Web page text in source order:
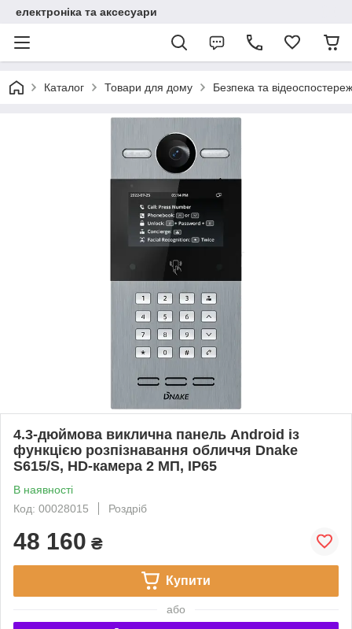
електроніка та аксесуари
Каталог Товари для дому Безпека та
4.3-дюймова виклична панель Android із
функцією розпізнавання обличчя Dnake
S615/S, HD-камера 2 МП, IP65
В наявності
Код: 00028015
Роздріб
48 160 ₴
Купити
або